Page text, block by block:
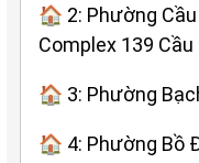
🏠 2: Phường
Complex 139 Cầu
🏠 3: Phường
🏠 4: Phường Bồ